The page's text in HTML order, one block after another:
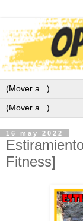
16 may 2022
Fitness]